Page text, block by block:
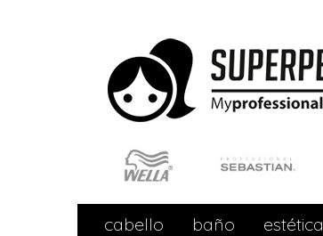
cabello baño estética